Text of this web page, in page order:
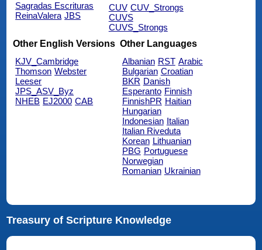
Sagradas Escrituras
ReinaValera JBS
CUV CUV_Strongs
CUVS
CUVS_Strongs
Other English Versions
KJV_Cambridge
Thomson Webster
Leeser
JPS_ASV_Byz
NHEB EJ2000 CAB
Other Languages
Albanian RST Arabic
Bulgarian Croatian
BKR Danish
Esperanto Finnish
FinnishPR Haitian
Hungarian
Indonesian Italian
Italian Riveduta
Korean Lithuanian
PBG Portuguese
Norwegian
Romanian Ukrainian
Treasury of Scripture Knowledge